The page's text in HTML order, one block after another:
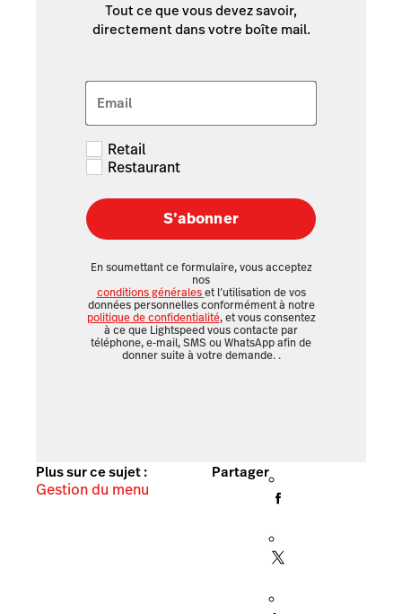
Tout ce que vous devez savoir,
directement dans votre boîte mail.
Email
Retail
Restaurant
S’abonner
En soumettant ce formulaire, vous acceptez
nos
conditions généraleset l’utilisation de vos
données personnelles conformément à notre
politique de confidentialité, et vous consentez
à ce que Lightspeed vous contacte par
téléphone, e-mail, SMS ou WhatsApp afin de
donner suite à votre demande. .
Plus sur ce sujet :
Gestion du menu
Partager